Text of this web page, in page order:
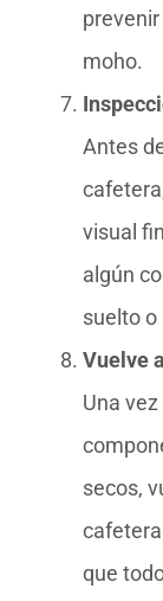
moho.
Antes
visual
algún
suelto o
Vuelve
Una
secos,
que